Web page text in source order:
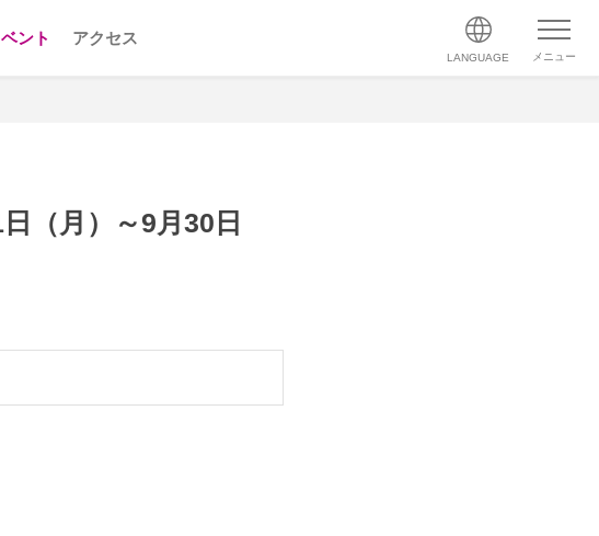
ント アクセス
LANGUAGE メニュー
（月）～9月30日